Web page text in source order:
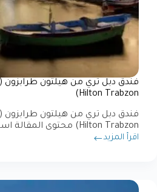
Hilton Trabzon)
Hilton Trabzon) محتوى المقالة استمتع بالفخامة…
اقرأ المزيد